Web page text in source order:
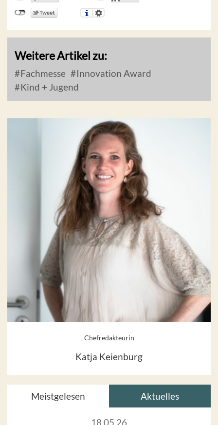
Weitere Artikel zu:
Fachmesse
Innovation Award
Kind + Jugend
Chefredakteurin
Katja Keienburg
Meistgelesen Aktuelles
18.05.26